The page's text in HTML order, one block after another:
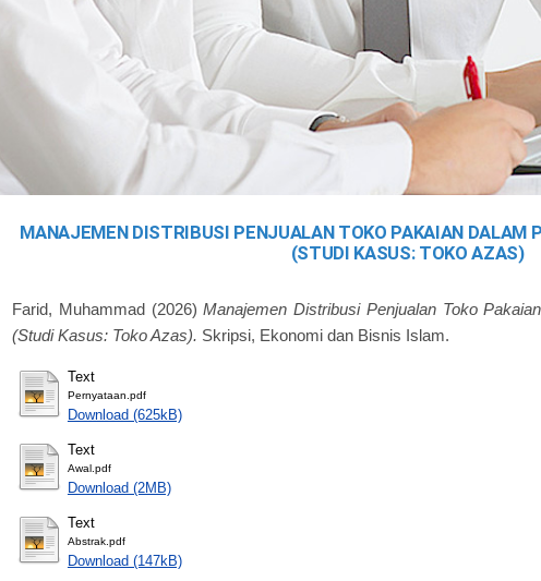
MANAJEMEN DISTRIBUSI PENJUALAN TOKO PAKAIAN DALAM
(STUDI KASUS: TOKO AZAS)
Farid, Muhammad(2026)Manajemen Distribusi Penjualan Toko
(Studi Kasus: Toko Azas). Skripsi, Ekonomi dan Bisnis Islam.
Text
Pernyataan.pdf
Download (625kB)
Text
Awal.pdf
Download (2MB)
Text
Abstrak.pdf
Download (147kB)